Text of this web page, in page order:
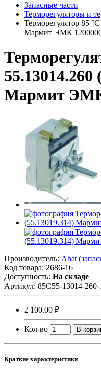
Запасные части
Терморегуляторы и
Терморегулятор 85
Мармит ЭМК
55.13014.260
Мармит ЭМК
Производитель: Abat
Код товара: 2686-16
Доступность: На складе
Артикул: 85С55-13014-260-
2 100.00 ₽
Кол-во В
Краткие характеристики